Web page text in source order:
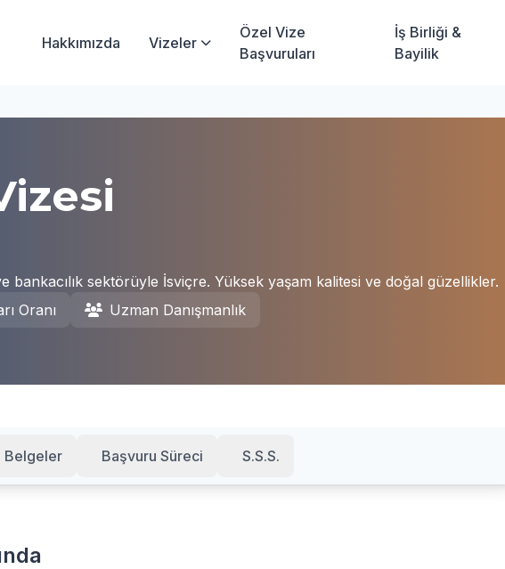
Hakkımızda Vizeler
Özel Vize
Başvuruları
İş Birliği &
Bayilik
bankacılık sektörüyle İsviçre. Yüksek yaşam kalitesi ve doğal güzellikler.
Oranı Uzman Danışmanlık
Belgeler Başvuru Süreci S.S.S.